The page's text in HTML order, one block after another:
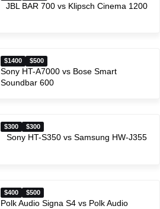
JBL BAR 700 vs Klipsch Cinema 1200
$1400 $500
Sony HT-A7000 vs Bose Smart
Soundbar 600
$300 $300
Sony HT-S350 vs Samsung HW-J355
$400 $500
Polk Audio Signa S4 vs Polk Audio